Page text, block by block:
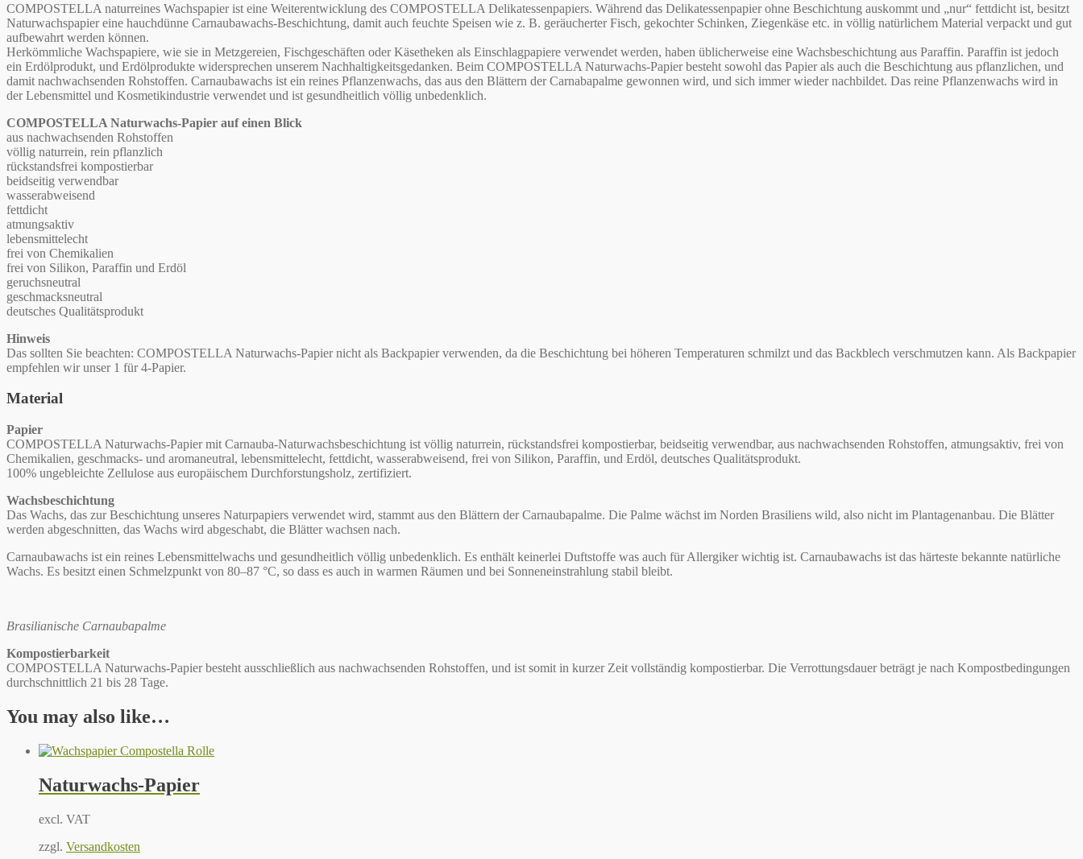
COMPOSTELLA naturreines Wachspapier ist eine Weiterentwicklung des COMPOSTELLA Delikatessenpapiers. Während das Delikatessenpapier ohne Beschichtung auskommt und „nur“ fettdicht ist, besitzt
Naturwachspapier eine hauchdünne Carnaubawachs-Beschichtung, damit auch feuchte Speisen wie z. B. geräucherter Fisch, gekochter Schinken, Ziegenkäse etc. in völlig natürlichem Material verpackt und gut
aufbewahrt werden können.
Herkömmliche Wachspapiere, wie sie in Metzgereien, Fischgeschäften oder Käsetheken als Einschlagpapiere verwendet werden, haben üblicherweise eine Wachsbeschichtung aus Paraffin. Paraffin ist jedoch
ein Erdölprodukt, und Erdölprodukte widersprechen unserem Nachhaltigkeitsgedanken. Beim COMPOSTELLA Naturwachs-Papier besteht sowohl das Papier als auch die Beschichtung aus pflanzlichen, und
damit nachwachsenden Rohstoffen. Carnaubawachs ist ein reines Pflanzenwachs, das aus den Blättern der Carnabapalme gewonnen wird, und sich immer wieder nachbildet. Das reine Pflanzenwachs wird in
der Lebensmittel und Kosmetikindustrie verwendet und ist gesundheitlich völlig unbedenklich.
COMPOSTELLA Naturwachs-Papier auf einen Blick
aus nachwachsenden Rohstoffen
völlig naturrein, rein pflanzlich
rückstandsfrei kompostierbar
beidseitig verwendbar
wasserabweisend
fettdicht
atmungsaktiv
lebensmittelecht
frei von Chemikalien
frei von Silikon, Paraffin und Erdöl
geruchsneutral
geschmacksneutral
deutsches Qualitätsprodukt
Hinweis
Das sollten Sie beachten: COMPOSTELLA Naturwachs-Papier nicht als Backpapier verwenden, da die Beschichtung bei höheren Temperaturen schmilzt und das Backblech verschmutzen kann. Als Backpapier
empfehlen wir unser 1 für 4-Papier.
Material
Papier
COMPOSTELLA Naturwachs-Papier mit Carnauba-Naturwachsbeschichtung ist völlig naturrein, rückstandsfrei kompostierbar, beidseitig verwendbar, aus nachwachsenden Rohstoffen, atmungsaktiv, frei von
Chemikalien, geschmacks- und aromaneutral, lebensmittelecht, fettdicht, wasserabweisend, frei von Silikon, Paraffin, und Erdöl, deutsches Qualitätsprodukt.
100% ungebleichte Zellulose aus europäischem Durchforstungsholz, zertifiziert.
Wachsbeschichtung
Das Wachs, das zur Beschichtung unseres Naturpapiers verwendet wird, stammt aus den Blättern der Carnaubapalme. Die Palme wächst im Norden Brasiliens wild, also nicht im Plantagenanbau. Die Blätter
werden abgeschnitten, das Wachs wird abgeschabt, die Blätter wachsen nach.
Carnaubawachs ist ein reines Lebensmittelwachs und gesundheitlich völlig unbedenklich. Es enthält keinerlei Duftstoffe was auch für Allergiker wichtig ist. Carnaubawachs ist das härteste bekannte natürliche
Wachs. Es besitzt einen Schmelzpunkt von 80–87 °C, so dass es auch in warmen Räumen und bei Sonneneinstrahlung stabil bleibt.
Brasilianische Carnaubapalme
Kompostierbarkeit
COMPOSTELLA Naturwachs-Papier besteht ausschließlich aus nachwachsenden Rohstoffen, und ist somit in kurzer Zeit vollständig kompostierbar. Die Verrottungsdauer beträgt je nach Kompostbedingungen
durchschnittlich 21 bis 28 Tage.
You may also like…
Naturwachs-Papier
excl. VAT
zzgl. Versandkosten